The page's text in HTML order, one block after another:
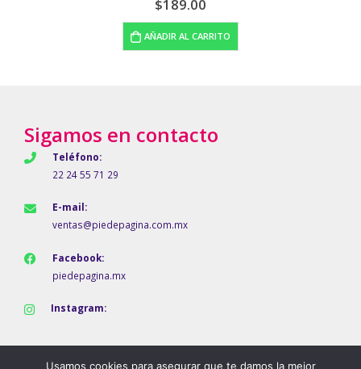
$189.00
LEER MÁS
Sigamos en contacto
Teléfono:
22 24 55 71 29
E-mail:
ventas@piedepagina.com.mx
Facebook:
piedepagina.mx
Instagram:
Usamos cookies para asegurar que te damos la mejor